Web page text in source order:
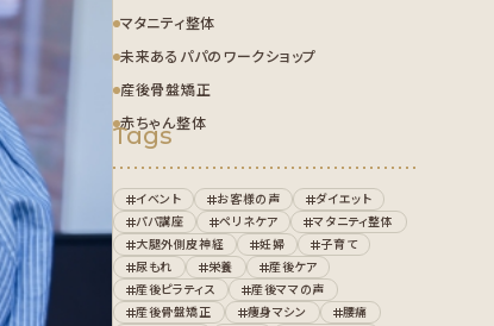
マタニティ整体
未来あるパパのワークショップ
産後骨盤矯正
赤ちゃん整体
Tags
イベント お客様の声
ダイエット
パパ講座
ペリネケア
マタニティ整体
大腿外側皮神経
妊婦
子育て
尿もれ
栄養
産後ケア
産後ピラティス
産後ママの声
産後骨盤矯正
痩身マシン
腰痛